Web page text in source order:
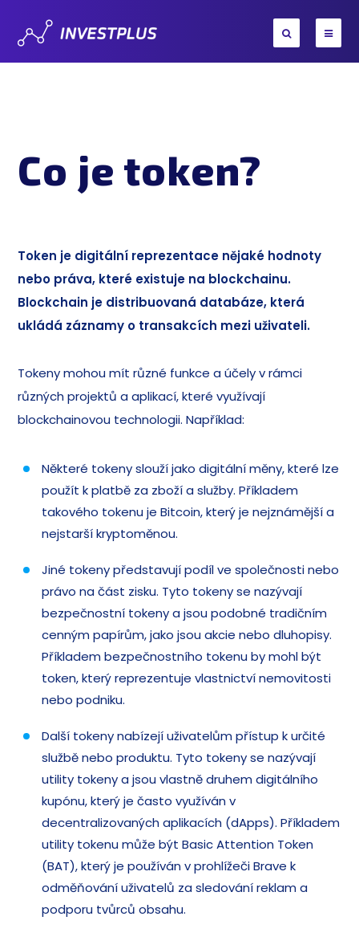
Co je token?
Token je digitální reprezentace nějaké hodnoty
nebo práva, které existuje na blockchainu.
Blockchain je distribuovaná databáze, která
ukládá záznamy o transakcích mezi uživateli.
Tokeny mohou mít různé funkce a účely v rámci
různých projektů a aplikací, které využívají
blockchainovou technologii. Například:
Některé tokeny slouží jako digitální měny, které lze
použít k platbě za zboží a služby. Příkladem
takového tokenu je Bitcoin, který je nejznámější a
nejstarší kryptoměnou.
Jiné tokeny představují podíl ve společnosti nebo
právo na část zisku. Tyto tokeny se nazývají
bezpečnostní tokeny a jsou podobné tradičním
cenným papírům, jako jsou akcie nebo dluhopisy.
Příkladem bezpečnostního tokenu by mohl být
token, který reprezentuje vlastnictví nemovitosti
nebo podniku.
Další tokeny nabízejí uživatelům přístup k určité
službě nebo produktu. Tyto tokeny se nazývají
utility tokeny a jsou vlastně druhem digitálního
kupónu, který je často využíván v
decentralizovaných aplikacích (dApps). Příkladem
utility tokenu může být Basic Attention Token
(BAT), který je používán v prohlížeči Brave k
odměňování uživatelů za sledování reklam a
podporu tvůrců obsahu.